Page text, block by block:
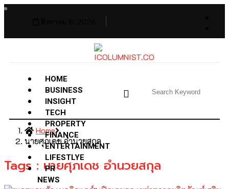
HOME
BUSINESS
INSIGHT
TECH
PROPERTY
FINANCE
ENTERTAINMENT
LIFESTLYE
PR
NEWS
Home
นายศุภเดช อำนวยสกุล
Tags : นายศุภเดช อำนวยสกุล